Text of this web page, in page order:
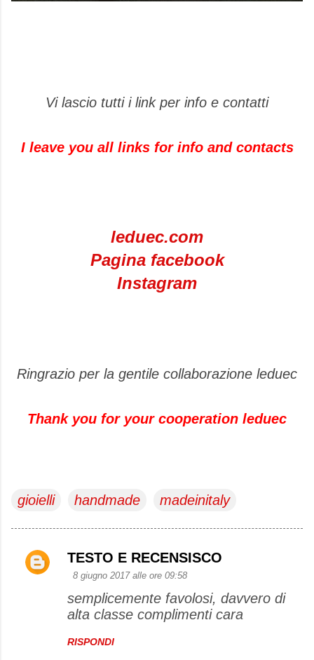
Vi lascio tutti i link per info e contatti
I leave you all links for info and contacts
leduec.com
Pagina facebook
Instagram
Ringrazio per la gentile collaborazione leduec
Thank you for your cooperation leduec
gioielli handmade madeinitaly
C
TESTO E RECENSISCO
8 giugno 2017 alle ore 09:58
semplicemente favolosi, davvero di
alta classe complimenti cara
RISPONDI